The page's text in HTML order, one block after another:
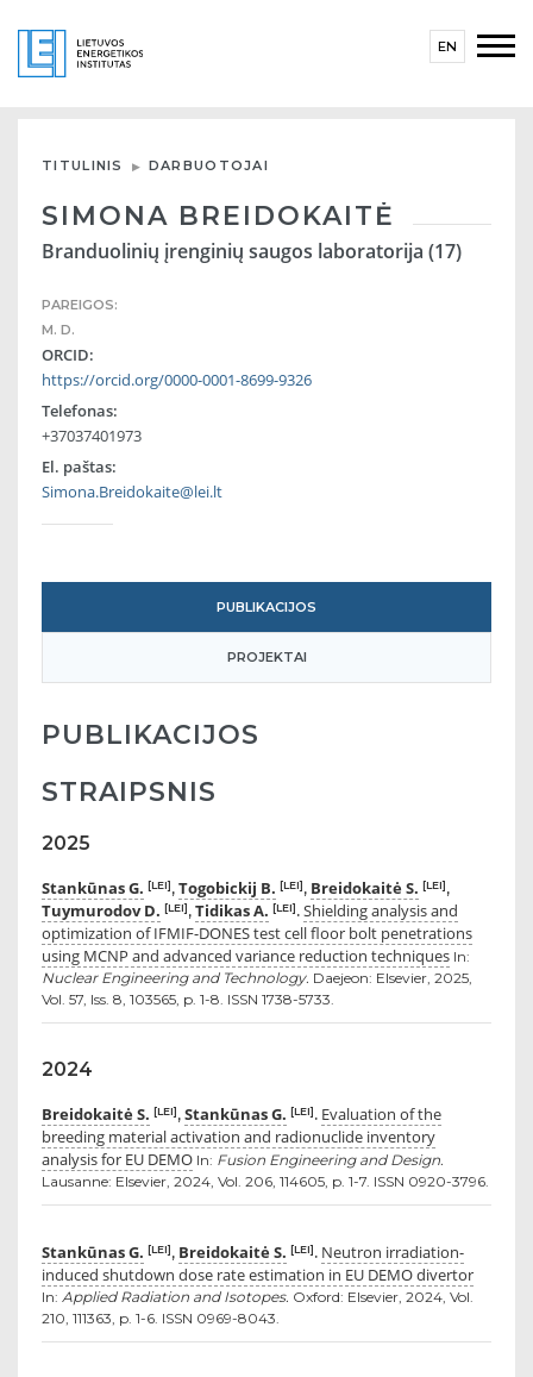
EN
TITULINIS DARBUOTOJAI
SIMONA BREIDOKAITĖ
Branduolinių įrenginių saugos laboratorija (17)
PAREIGOS:
M. D.
ORCID:
https://orcid.org/0000-0001-8699-9326
Telefonas:
+37037401973
El. paštas:
Simona.Breidokaite@lei.lt
PUBLIKACIJOS
PROJEKTAI
PUBLIKACIJOS
STRAIPSNIS
2025
Stankūnas G. [LEI], Togobickij B. [LEI], Breidokaitė S. [LEI],
Tuymurodov D. [LEI], Tidikas A. [LEI]. Shielding analysis and
optimization of IFMIF-DONES test cell floor bolt penetrations
using MCNP and advanced variance reduction techniques In:
Nuclear Engineering and Technology. Daejeon: Elsevier, 2025,
Vol. 57, Iss. 8, 103565, p. 1-8. ISSN 1738-5733.
2024
Breidokaitė S. [LEI], Stankūnas G. [LEI]. Evaluation of the
breeding material activation and radionuclide inventory
analysis for EU DEMO In: Fusion Engineering and Design.
Lausanne: Elsevier, 2024, Vol. 206, 114605, p. 1-7. ISSN 0920-3796.
Stankūnas G. [LEI], Breidokaitė S. [LEI]. Neutron irradiation-
induced shutdown dose rate estimation in EU DEMO divertor
In: Applied Radiation and Isotopes. Oxford: Elsevier, 2024, Vol.
210, 111363, p. 1-6. ISSN 0969-8043.